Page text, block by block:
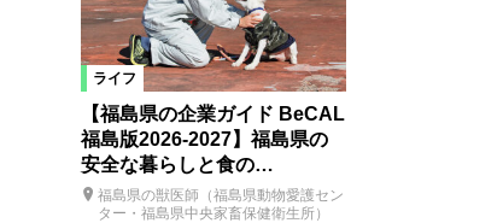
ライフ
【福島県の企業ガイド BeCAL
福島版2026-2027】福島県の
安全な暮らしと食の…
福島県の獣医師（福島県動物愛護セン
ター・福島県中央家畜保健衛生所）